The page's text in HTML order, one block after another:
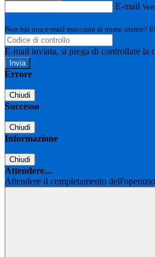
E-mail
Non hai una e-mail associata al nome utente?
E-mail inviata, si prega di controllare la
Errore
Chiudi
Successo
Chiudi
Informazione
Chiudi
Attendere...
Attendere il completamento